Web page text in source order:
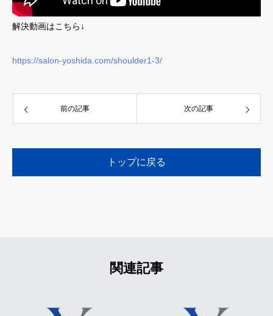
解決動画はこちら↓
https://salon-yoshida.com/shoulder1-3/
前の記事 次の記事
トップに戻る
関連記事